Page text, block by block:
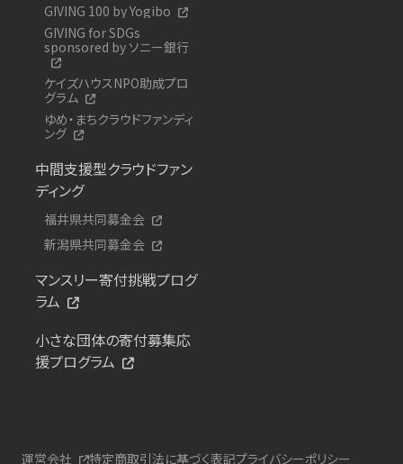
GIVING 100 by Yogibo
GIVING for SDGs
sponsored by ソニー銀行
ケイズハウスNPO助成プロ
グラム
ゆめ・まちクラウドファンディ
ング
中間支援型クラウドファン
ディング
福井県共同募金会
新潟県共同募金会
マンスリー寄付挑戦プログ
ラム
小さな団体の寄付募集応
援プログラム
運営会社 特定商取引法に基づく表記プライバシーポリシー